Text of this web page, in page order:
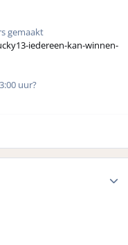
gemaakt
iedereen-kan-winnen-
uur?